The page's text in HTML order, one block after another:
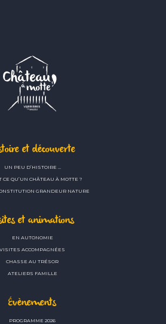
et découverte
UN PEU D’HISTOIRE …
CE QU’UN CHÂTEAU À MOTTE ?
GRANDEUR NATURE
et animations
EN AUTONOMIE
VISITES ACCOMPAGNÉES
CHASSE AU TRÉSOR
ATELIERS FAMILLE
Évènements
PROGRAMME 2026